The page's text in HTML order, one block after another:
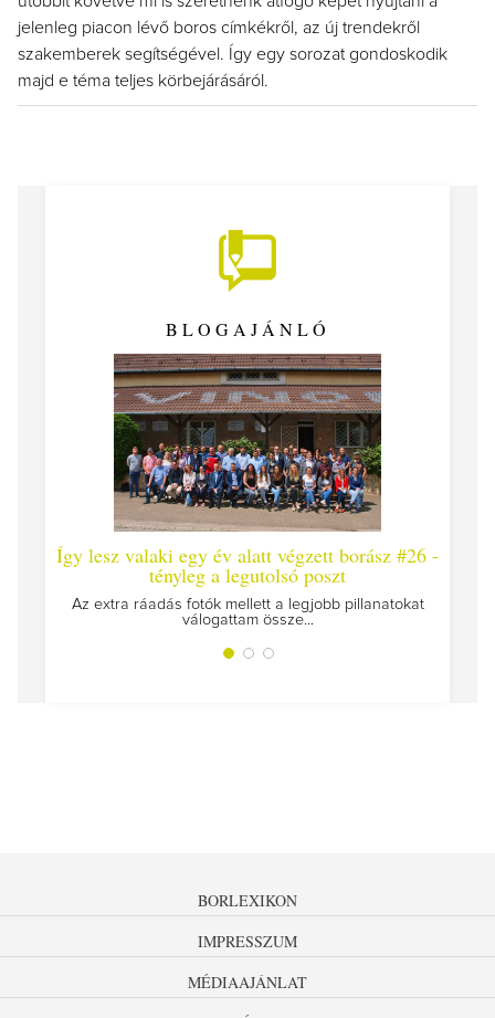
jelenleg piacon lévő boros címkékről, az új trendekről
szakemberek segítségével. Így egy sorozat gondoskodik
majd e téma teljes körbejárásáról.
BLOGAJÁNLÓ
Így lesz valaki egy év alatt végzett borász #26 -
tényleg a legutolsó poszt
Az extra ráadás fotók mellett a legjobb pillanatokat
válogattam össze...
Így
BORLEXIKON
IMPRESSZUM
MÉDIAAJÁNLAT